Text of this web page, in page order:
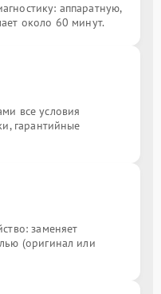
аппаратную,
около 60 минут.
все условия
гарантийные
заменяет
(оригинал или